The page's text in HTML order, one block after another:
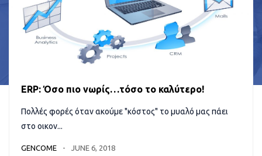
ERP: Όσο πιο νωρίς…τόσο το καλύτερο!
Πολλές φορές όταν ακούμε "κόστος" το μυαλό μας πάει
στο οικον...
GENCOME JUNE 6, 2018